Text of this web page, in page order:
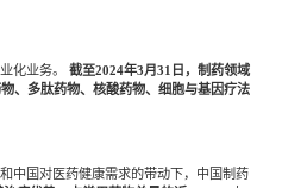
化业务。 截至2024年3月31日，制药领域
、多肽药物、核酸药物、细胞与基因疗法
中国对医药健康需求的带动下，中国制药